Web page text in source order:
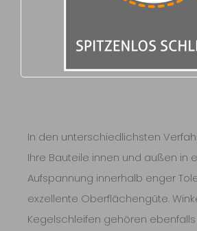
In den unterschiedlichsten
Ihre Bauteile innen und außen in
Aufspannung innerhalb enger
exzellente Oberflächengüte.
Kegelschleifen gehören